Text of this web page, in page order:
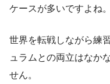
ケースが多いですよね。
世界を転戦しながら練
ュラムとの両立はなか
せん。